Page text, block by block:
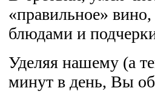
«правильное»
блюдами и
Уделяя нашему (а
минут в день, Вы